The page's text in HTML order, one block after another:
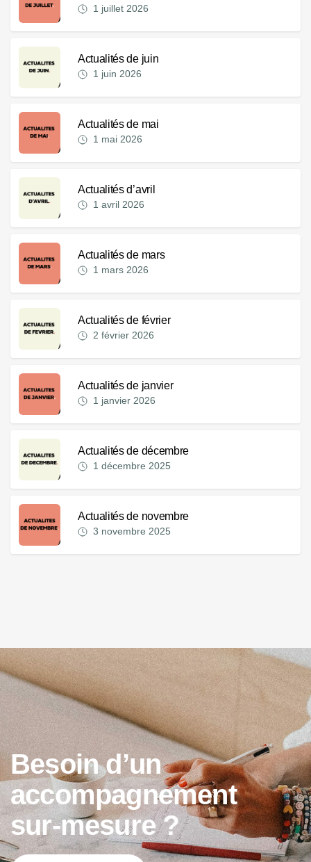
1 juillet 2026
Actualités de juin
1 juin 2026
Actualités de mai
1 mai 2026
Actualités d’avril
1 avril 2026
Actualités de mars
1 mars 2026
Actualités de février
2 février 2026
Actualités de janvier
1 janvier 2026
Actualités de décembre
1 décembre 2025
Actualités de novembre
3 novembre 2025
Besoin d’un
accompagnement
sur-mesure ?